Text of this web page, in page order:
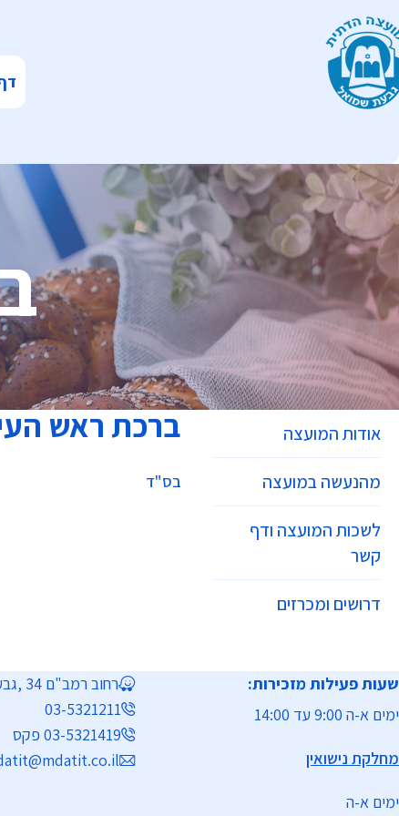
ברכת ראש
בס"ד
אודות המועצה
מהנעשה במועצה
לשכות המועצה ודף
קשר
דרושים ומכרזים
רחוב רמב"ם 34 ,גבעת שמואל
03-5321211
03-5321419 פקס
שעות פעילות מזכירות:
ימים א-ה 9:00 עד 14:00
מחלקת נישואין
ימים א-ה